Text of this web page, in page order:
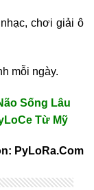
chơi giải ô
mỗi ngày.
Sống Lâu
Từ Mỹ
PyLoRa.Com